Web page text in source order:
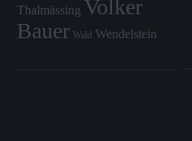
Thalmässing Volker
Bauer Wald Wendelstein